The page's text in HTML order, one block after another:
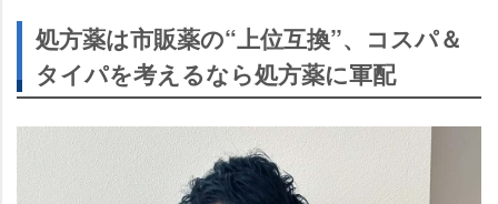
処方薬は市販薬の“上位互換”、コスパ＆
タイパを考えるなら処方薬に軍配